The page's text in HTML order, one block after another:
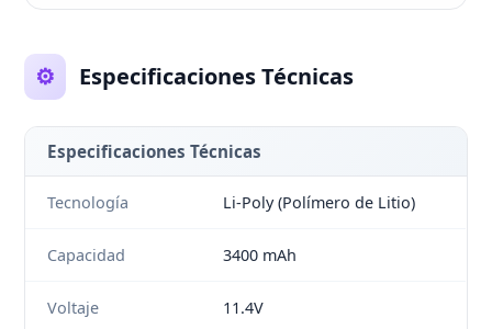
⚙️ Especificaciones Técnicas
Especificaciones Técnicas
Tecnología Li-Poly (Polímero de Litio)
Capacidad 3400 mAh
Voltaje 11.4V